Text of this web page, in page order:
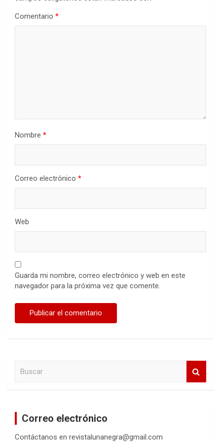
Comentario *
Nombre *
Correo electrónico *
Web
Guarda mi nombre, correo electrónico y web en este
navegador para la próxima vez que comente.
Correo electrónico
Contáctanos en revistalunanegra@gmail.com